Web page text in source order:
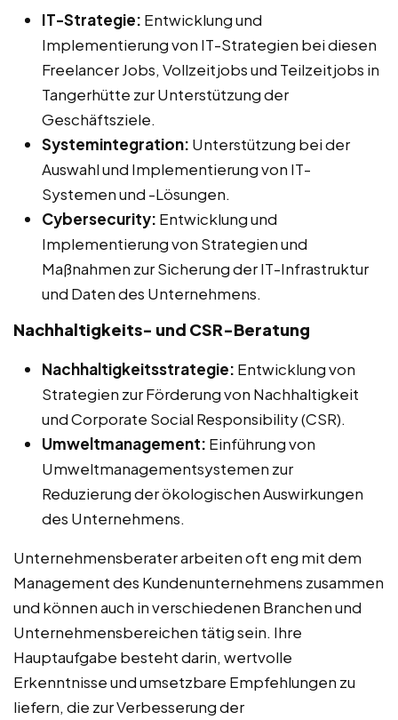
IT-Strategie: Entwicklung und
Implementierung von IT-Strategien bei diesen
Freelancer Jobs, Vollzeitjobs und Teilzeitjobs in
Tangerhütte zur Unterstützung der
Geschäftsziele.
Systemintegration: Unterstützung bei der
Auswahl und Implementierung von IT-
Systemen und -Lösungen.
Cybersecurity: Entwicklung und
Implementierung von Strategien und
Maßnahmen zur Sicherung der IT-Infrastruktur
und Daten des Unternehmens.
Nachhaltigkeits- und CSR-Beratung
Nachhaltigkeitsstrategie: Entwicklung von
Strategien zur Förderung von Nachhaltigkeit
und Corporate Social Responsibility (CSR).
Umweltmanagement: Einführung von
Umweltmanagementsystemen zur
Reduzierung der ökologischen Auswirkungen
des Unternehmens.
Unternehmensberater arbeiten oft eng mit dem
Management des Kundenunternehmens zusammen
und können auch in verschiedenen Branchen und
Unternehmensbereichen tätig sein. Ihre
Hauptaufgabe besteht darin, wertvolle
Erkenntnisse und umsetzbare Empfehlungen zu
liefern, die zur Verbesserung der